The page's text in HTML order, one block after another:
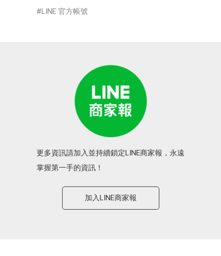
LINE 官方帳號
更多資訊請加入並持續鎖定LINE商家報，永遠
掌握第一手的資訊！
加入LINE商家報